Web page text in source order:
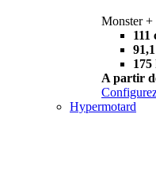
Monster +
111
175
A partir
Hypermotard